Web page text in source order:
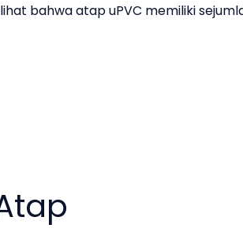
bahwa atap uPVC memiliki